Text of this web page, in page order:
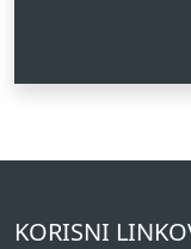
KORISNI